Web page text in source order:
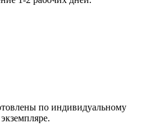
по индивидуальному